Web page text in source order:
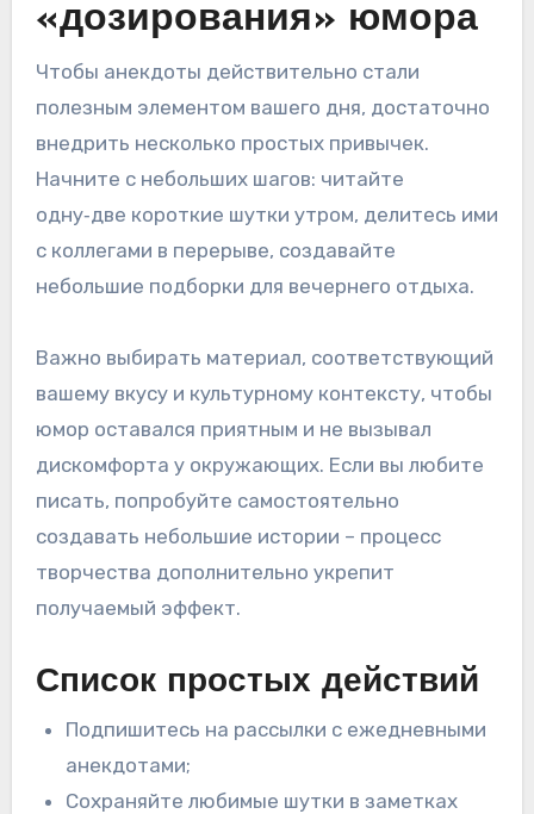
«дозирования» юмора
Чтобы анекдоты действительно стали
полезным элементом вашего дня, достаточно
внедрить несколько простых привычек.
Начните с небольших шагов: читайте
одну‑две короткие шутки утром, делитесь ими
с коллегами в перерыве, создавайте
небольшие подборки для вечернего отдыха.
Важно выбирать материал, соответствующий
вашему вкусу и культурному контексту, чтобы
юмор оставался приятным и не вызывал
дискомфорта у окружающих. Если вы любите
писать, попробуйте самостоятельно
создавать небольшие истории – процесс
творчества дополнительно укрепит
получаемый эффект.
Список простых действий
Подпишитесь на рассылки с ежедневными
анекдотами;
Сохраняйте любимые шутки в заметках